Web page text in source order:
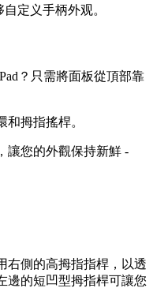
定义手柄外观。
？只需將面板從頂部靠
拇指搖桿。
讓您的外觀保持新鮮 -
右側的高拇指指桿，以透
邊的短凹型拇指桿可讓您